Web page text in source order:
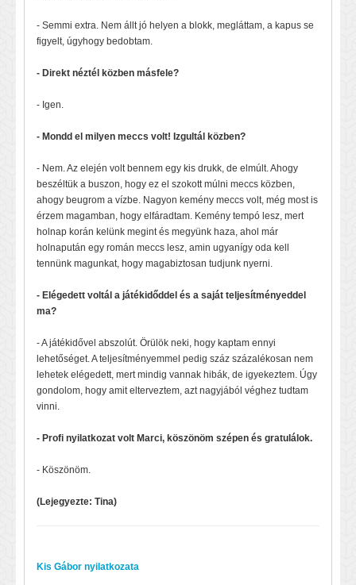
- Semmi extra. Nem állt jó helyen a blokk, megláttam, a kapus se
figyelt, úgyhogy bedobtam.
- Direkt néztél közben másfele?
- Igen.
- Mondd el milyen meccs volt! Izgultál közben?
- Nem. Az elején volt bennem egy kis drukk, de elmúlt. Ahogy
beszéltük a buszon, hogy ez el szokott múlni meccs közben,
ahogy beugrom a vízbe. Nagyon kemény meccs volt, még most is
érzem magamban, hogy elfáradtam. Kemény tempó lesz, mert
holnap korán kelünk megint és megyünk haza, ahol már
holnapután egy román meccs lesz, amin ugyanígy oda kell
tennünk magunkat, hogy magabiztosan tudjunk nyerni.
- Elégedett voltál a játékidőddel és a saját teljesítményeddel
ma?
- A játékidővel abszolút. Örülök neki, hogy kaptam ennyi
lehetőséget. A teljesítményemmel pedig száz százalékosan nem
lehetek elégedett, mert mindig vannak hibák, de igyekeztem. Úgy
gondolom, hogy amit elterveztem, azt nagyjából véghez tudtam
vinni.
- Profi nyilatkozat volt Marci, köszönöm szépen és gratulálok.
- Köszönöm.
(Lejegyezte: Tina)
Kis Gábor nyilatkozata